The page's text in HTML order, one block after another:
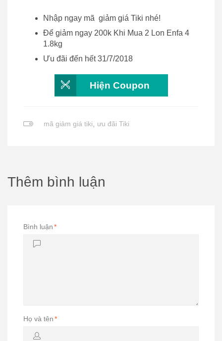
Nhập ngay mã giảm giá Tiki nhé!
Để giảm ngay 200k Khi Mua 2 Lon Enfa 4
1.8kg
Ưu đãi đến hết 31/7/2018
Hiện Coupon
mã giảm giá tiki, ưu đãi Tiki
Thêm bình luận
Bình luận*
Họ và tên*